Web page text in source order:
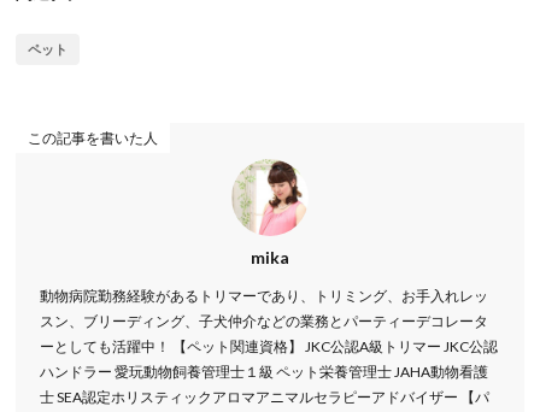
ペット
この記事を書いた人
mika
動物病院勤務経験があるトリマーであり、トリミング、お手入れレッ
スン、ブリーディング、子犬仲介などの業務とパーティーデコレータ
ーとしても活躍中！ 【ペット関連資格】 JKC公認A級トリマー JKC公認
ハンドラー 愛玩動物飼養管理士１級 ペット栄養管理士 JAHA動物看護
士 SEA認定ホリスティックアロマアニマルセラピーアドバイザー 【パ